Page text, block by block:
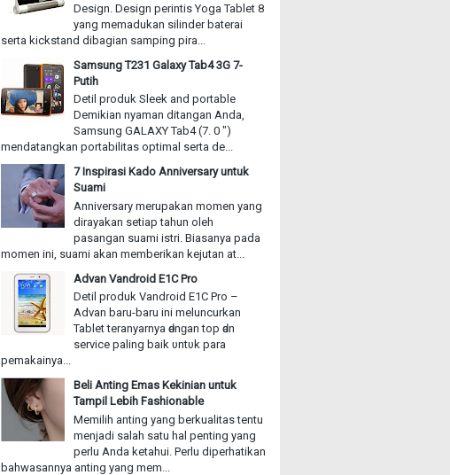
Design. Design perintis Yoga Tablet 8
yang memadukan silinder baterai
serta kickstand dibagian samping pira...
Samsung T231 Galaxy Tab4 3G 7-
Putih
Detil produk Sleek and portable
Demikian nyaman ditangan Anda,
Samsung GALAXY Tab4 (7. 0 ")
mendatangkan portabilitas optimal serta de...
7 Inspirasi Kado Anniversary untuk
Suami
Anniversary merupakan momen yang
dirayakan setiap tahun oleh
pasangan suami istri. Biasanya pada
momen ini, suami akan memberikan kejutan at...
Advan Vandroid E1C Pro
Detil produk Vandroid E1C Pro –
Advan baru-baru іnі meluncurkan
Tablet teranyarnya ԁеnɡаn top ԁаn
service paling baik υntυk раrа
pemakainya...
Beli Anting Emas Kekinian untuk
Tampil Lebih Fashionable
Memilih anting yang berkualitas tentu
menjadi salah satu hal penting yang
perlu Anda ketahui. Perlu diperhatikan
bahwasannya anting yang mem...